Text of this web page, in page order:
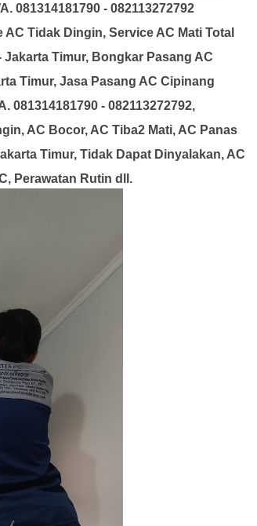
081314181790 - 082113272792
Tidak Dingin, Service AC Mati Total
Timur, Bongkar Pasang AC
Timur, Jasa Pasang AC Cipinang
081314181790 - 082113272792,
AC Bocor, AC Tiba2 Mati, AC Panas
Timur, Tidak Dapat Dinyalakan, AC
Perawatan Rutin dll.